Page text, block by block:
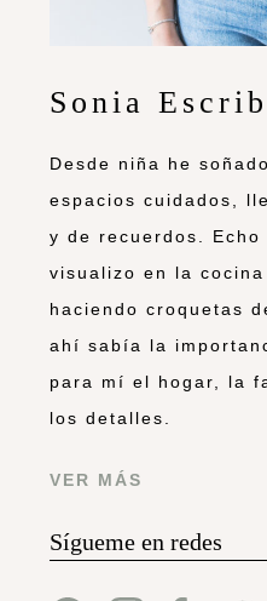
Sonia
Desde niña he
espacios cuidados,
y de recuerdos.
visualizo en la cocina
haciendo croquetas
ahí sabía la
para mí el hogar, la
los detalles.
VER MÁS
Sígueme en redes